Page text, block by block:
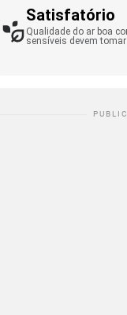
Satisfatório
Qualidade do ar boa
sensíveis devem